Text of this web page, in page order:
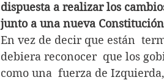
dispuesta a realizar los
junto a una nueva
En vez de decir que están
debiera reconocer  que los
como una  fuerza de